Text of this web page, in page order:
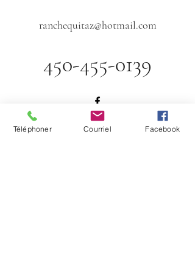
ranchequitaz@hotmail.com
450-455-0139
Téléphoner Courriel Facebook